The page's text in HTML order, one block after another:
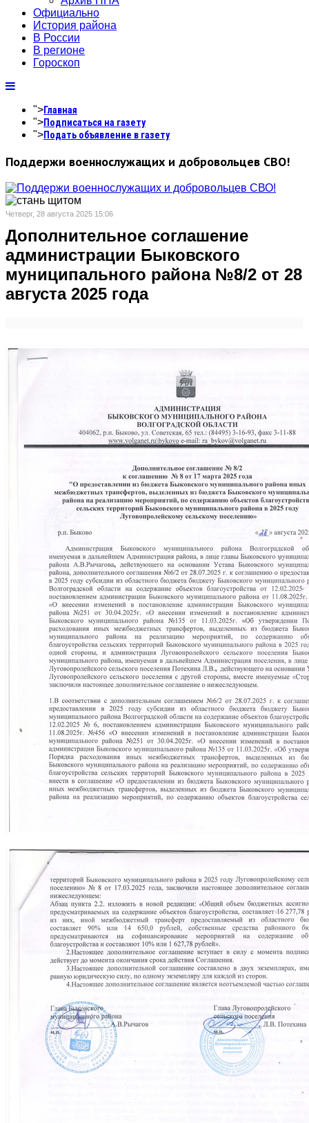
Официально
История района
В России
В регионе
Гороскоп
">Главная
">Подписаться на газету
">Подать объявление в газету
Поддержи военнослужащих и добровольцев СВО!
Четверг, 28 августа 2025 15:06
Дополнительное соглашение
администрации Быковского
муниципального района №8/2 от 28
августа 2025 года